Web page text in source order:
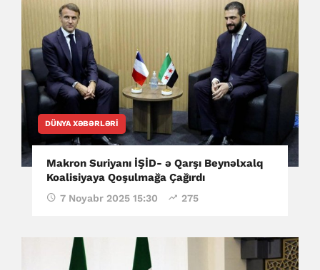
DÜNYA XƏBƏRLƏRI
Makron Suriyanı İŞİD- ə Qarşı Beynəlxalq
Koalisiyaya Qoşulmağa Çağırdı
7 Noyabr 2025 15:30 275